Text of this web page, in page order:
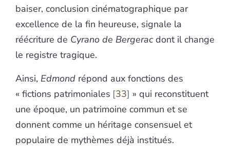
baiser, conclusion cinématographique par
excellence de la fin heureuse, signale la
réécriture de Cyrano de Bergeracdont il change
le registre tragique.
Ainsi, Edmond répond aux fonctions des
« fictions patrimoniales 33 » qui reconstituent
une époque, un patrimoine commun et se
donnent comme un héritage consensuel et
populaire de mythèmes déjà institués.